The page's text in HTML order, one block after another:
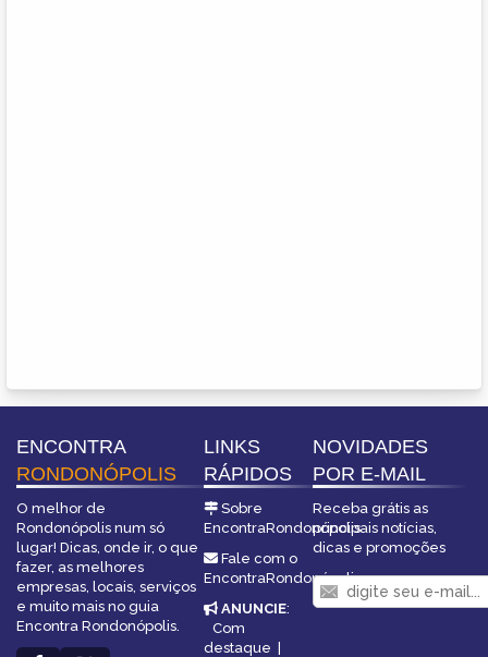
ENCONTRA
RONDONÓPOLIS
O melhor de
Rondonópolis num só
lugar! Dicas, onde ir, o que
fazer, as melhores
empresas, locais, serviços
e muito mais no guia
Encontra Rondonópolis.
LINKS
RÁPIDOS
Sobre
EncontraRondonópolis
Fale com o
EncontraRondonópolis
ANUNCIE:
Com
destaque |
NOVIDADES
POR E-MAIL
Receba grátis as
principais notícias,
dicas e promoções